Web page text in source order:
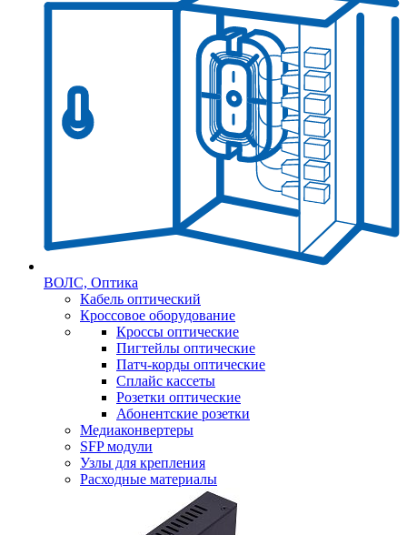
ВОЛС, Оптика
Кабель оптический
Кроссовое оборудование
Кроссы оптические
Пигтейлы оптические
Патч-корды оптические
Сплайс кассеты
Розетки оптические
Абонентские розетки
Медиаконвертеры
SFP модули
Узлы для крепления
Расходные материалы